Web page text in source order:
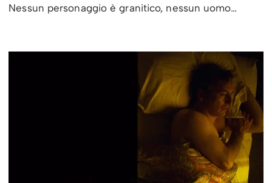
Nessun personaggio è granitico, nessun uomo…